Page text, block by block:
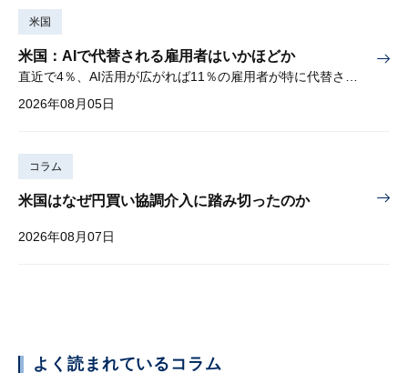
米国
米国：AIで代替される雇用者はいかほどか
直近で4％、AI活用が広がれば11％の雇用者が特に代替されやすい
2026年08月05日
コラム
米国はなぜ円買い協調介入に踏み切ったのか
2026年08月07日
よく読まれているコラム